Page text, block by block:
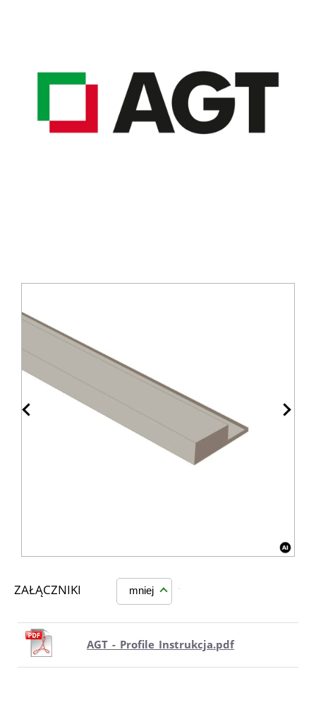
ZAŁĄCZNIKI mniej
AGT_-_Profile_Instrukcja.pdf